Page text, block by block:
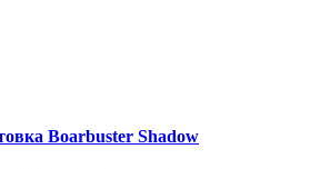
Boarbuster Shadow